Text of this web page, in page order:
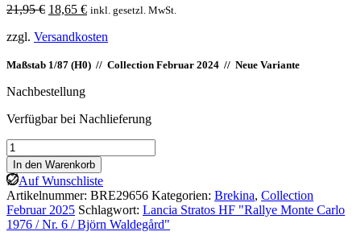
21,95€ Ursprünglicher
war:
18,65 €Aktueller
ist:
inkl. gesetzl. MwSt.
zzgl. Versandkosten
Maßstab 1/87 (H0) // Collection Februar 2024 // Neue Variante
Nachbestellung
Verfügbar bei Nachlieferung
Brekina:
Lancia
Stratos
HF
"Rallye
Monte
Carlo
In den Warenkorb
Auf Wunschliste
Artikelnummer: BRE29656 Kategorien: Brekina, Collection
Februar 2025 Schlagwort: Lancia Stratos HF "Rallye Monte Carlo
1976 / Nr. 6 / Björn Waldegård"